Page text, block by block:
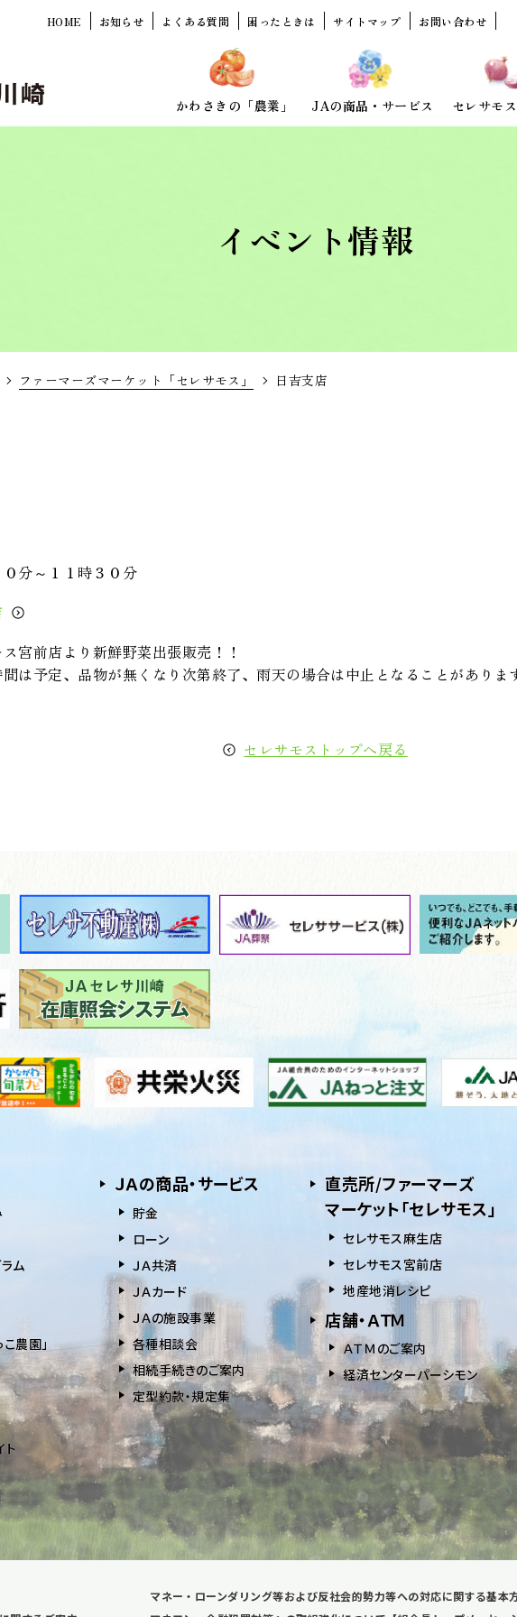
HOME お知らせ よくある質問 困ったときは サイトマップ お問い合わせ
かわさきの「農業」 JAの商品・サービス セレサモ
イベント情報
ファーマーズマーケット「セレサモス」 日吉支店
０分～１１時３０分
宮前店より新鮮野菜出張販売！！
は予定、品物が無くなり次第終了、雨天の場合は中止となることがありま
セレサモストップへ戻る
ム
農園」
ト
ＪＡの商品・サービス
貯⾦
ローン
ＪＡ共済
ＪＡカード
ＪＡの施設事業
各種相談会
相続⼿続きのご案内
定型約款・規定集
直売所/ファーマーズ
マーケット「セレサモス」
セレサモス麻生店
セレサモス宮前店
地産地消レシピ
店舗・ＡＴＭ
ＡＴＭのご案内
経済センターパーシモン
マネー・ローンダリング等および反社会的勢力等への対応に関する基本